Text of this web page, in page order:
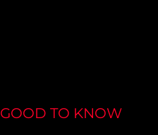
GOOD TO KNOW